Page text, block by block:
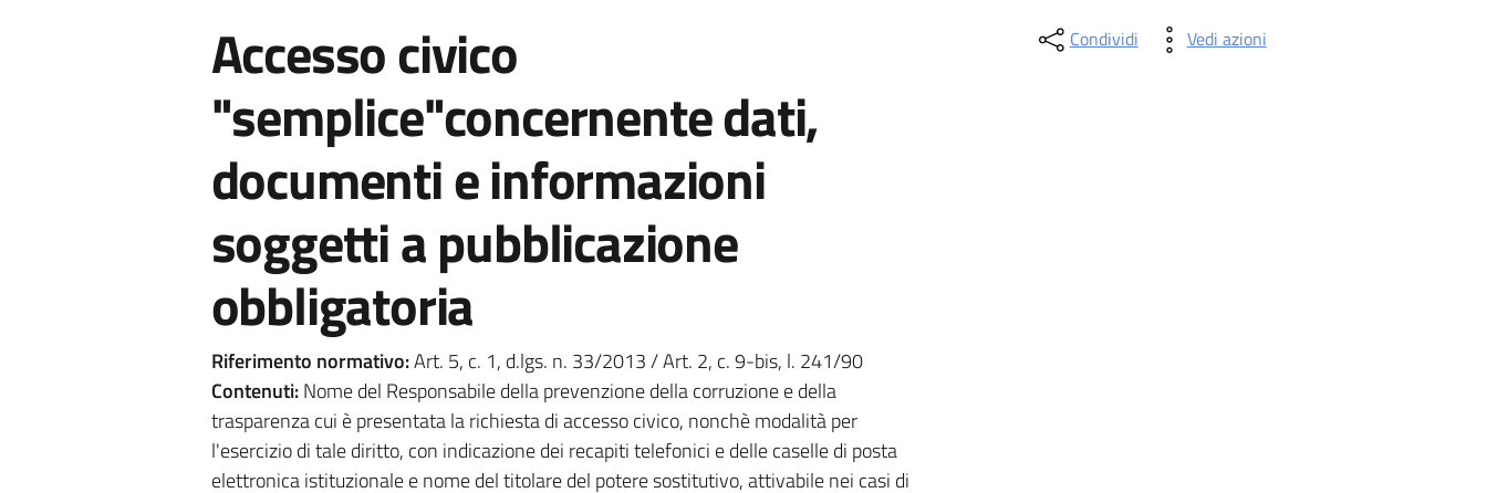
Accesso civico
"semplice"concernente dati,
documenti e informazioni
soggetti a pubblicazione
obbligatoria
Riferimento normativo:Art. 5, c. 1, d.lgs. n. 33/2013 / Art. 2, c. 9-bis, l. 241/90
Contenuti:Nome del Responsabile della prevenzione della corruzione e della
trasparenza cui è presentata la richiesta di accesso civico, nonchè modalità per
l'esercizio di tale diritto, con indicazione dei recapiti telefonici e delle caselle di posta
elettronica istituzionale e nome del titolare del potere sostitutivo, attivabile nei casi di
Condividi Vedi azioni